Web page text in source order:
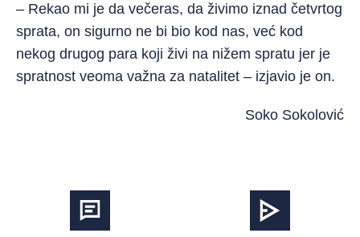
– Rekao mi je da večeras, da živimo iznad četvrtog
sprata, on sigurno ne bi bio kod nas, već kod
nekog drugog para koji živi na nižem spratu jer je
spratnost veoma važna za natalitet – izjavio je on.
Soko Sokolović